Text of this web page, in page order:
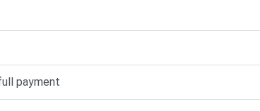
payment